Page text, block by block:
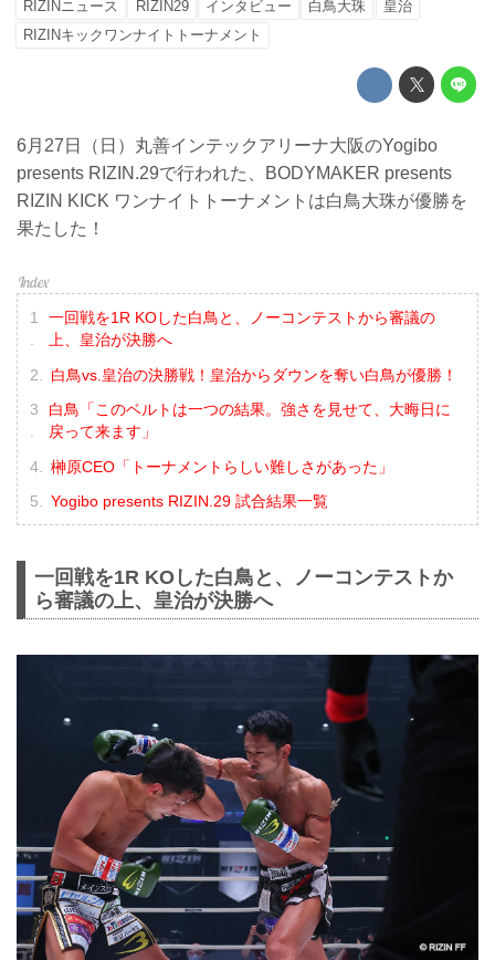
RIZINニュース RIZIN29 インタビュー 白鳥大珠
皇治
RIZINキックワンナイトトーナメント
6月27日（日）丸善インテックアリーナ大阪のYogibo
presents RIZIN.29で行われた、BODYMAKER presents
RIZIN KICK ワンナイトトーナメントは白鳥大珠が優勝を
果たした！
一回戦を1R KOした白鳥と、ノーコンテストから審議の
上、皇治が決勝へ
白鳥vs.皇治の決勝戦！皇治からダウンを奪い白鳥が優勝！
白鳥「このベルトは一つの結果。強さを見せて、大晦日に
戻って来ます」
榊原CEO「トーナメントらしい難しさがあった」
Yogibo presents RIZIN.29 試合結果一覧
一回戦を1R KOした白鳥と、ノーコンテストか
ら審議の上、皇治が決勝へ